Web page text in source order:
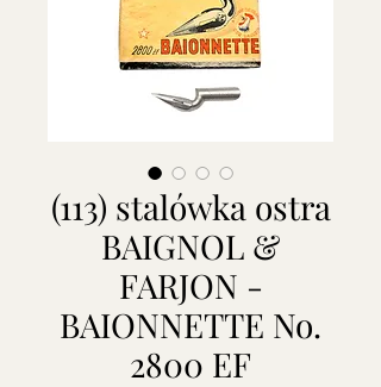
(113) stalówka ostra
BAIGNOL &
FARJON -
BAIONNETTE No.
2800 EF